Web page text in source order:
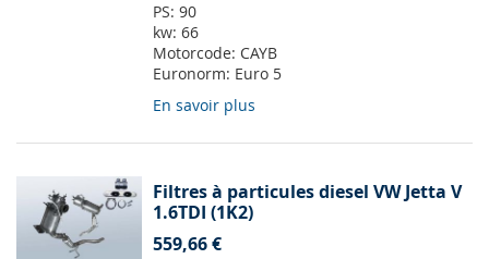
PS: 90
kw: 66
Motorcode: CAYB
Euronorm: Euro 5
En savoir plus
Filtres à particules diesel VW Jetta V
1.6TDI (1K2)
559,66 €